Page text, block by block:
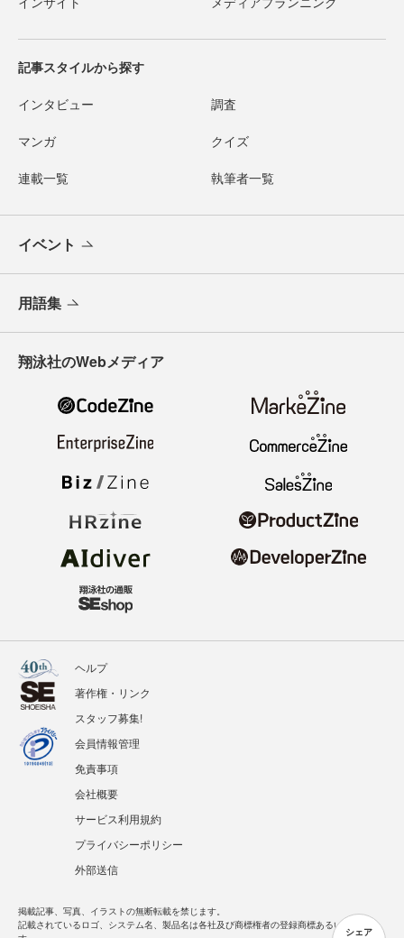
シェア
記事スタイルから探す
インタビュー 調査
マンガ クイズ
連載一覧 執筆者一覧
イベント
用語集
翔泳社のWebメディア
ヘルプ
著作権・リンク
スタッフ募集!
会員情報管理
免責事項
会社概要
サービス利用規約
プライバシーポリシー
外部送信
掲載記事、写真、イラストの無断転載を禁じます。
記載されているロゴ、システム名、製品名は各社及び商標権者の登録商標あるいは商標で